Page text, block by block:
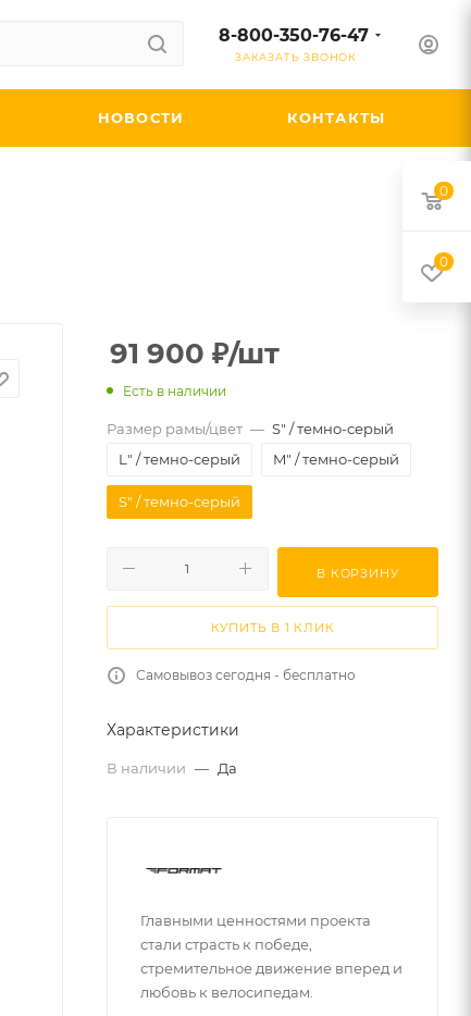
8-800-350-76-47
ЗАКАЗАТЬ ЗВОНОК
НОВОСТИ КОНТАКТЫ
91 900 ₽/шт
Есть в наличии
Размер рамы/цвет — S" / темно-серый
L" / темно-серый
M" / темно-серый
S" / темно-серый
В КОРЗИНУ
КУПИТЬ В 1 КЛИК
Самовывоз сегодня - бесплатно
Характеристики
В наличии — Да
Главными ценностями проекта
стали страсть к победе,
стремительное движение вперед и
любовь к велосипедам.
0
0